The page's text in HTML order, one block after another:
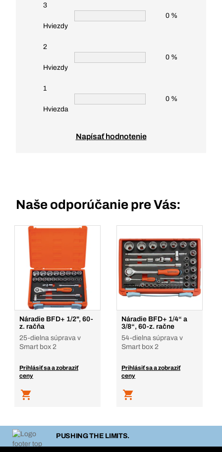
3
Hviezdy
0 %
2
Hviezdy
0 %
1
Hviezda
0 %
Napísať hodnotenie
Naše odporúčanie pre Vás:
Náradie BFD+ 1/2", 60-
z. račňa
25-dielna súprava v
Smart box 2
Prihlásiť sa a zobraziť
ceny
Náradie BFD+ 1/4“ a
3/8“, 60-z. račne
54-dielna súprava v
Smart box 2
Prihlásiť sa a zobraziť
ceny
PUSHING THE LIMITS.